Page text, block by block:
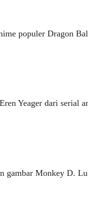
populer Dragon
Yeager dari serial
gambar Monkey D.